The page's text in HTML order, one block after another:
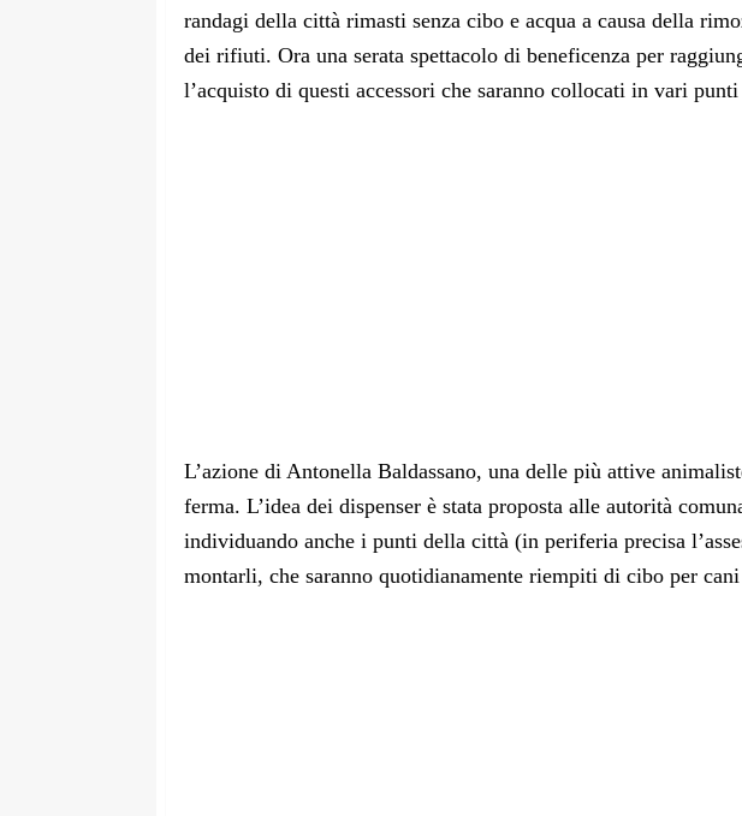
randagi della città rimasti senza cibo e acqua a causa della
dei rifiuti. Ora una serata spettacolo di beneficenza per
l’acquisto di questi accessori che saranno collocati in vari
L’azione di Antonella Baldassano, una delle più attive
ferma. L’idea dei dispenser è stata proposta alle autorità
individuando anche i punti della città (in periferia precisa
montarli, che saranno quotidianamente riempiti di cibo per cani